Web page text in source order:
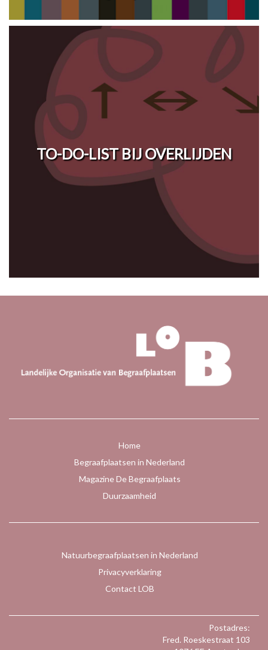
TO-DO-LIST BIJ OVERLIJDEN
Home
Begraafplaatsen in Nederland
Magazine De Begraafplaats
Duurzaamheid
Natuurbegraafplaatsen in Nederland
Privacyverklaring
Contact LOB
Postadres:
Fred. Roeskestraat 103